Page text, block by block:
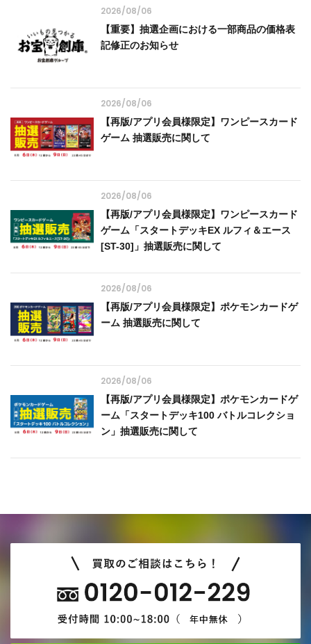
2026/08/06
【重要】抽選企画における一部商品の価格表
記修正のお知らせ
2026/08/06
【再版/アプリ会員様限定】ワンピースカード
ゲーム 抽選販売に関して
2026/08/06
【再版/アプリ会員様限定】ワンピースカード
ゲーム「スタートデッキEX ルフィ＆エース
[ST-30]」抽選販売に関して
2026/08/06
【再版/アプリ会員様限定】ポケモンカードゲ
ーム 抽選販売に関して
2026/08/06
【再版/アプリ会員様限定】ポケモンカードゲ
ーム「スタートデッキ100 バトルコレクショ
ン」抽選販売に関して